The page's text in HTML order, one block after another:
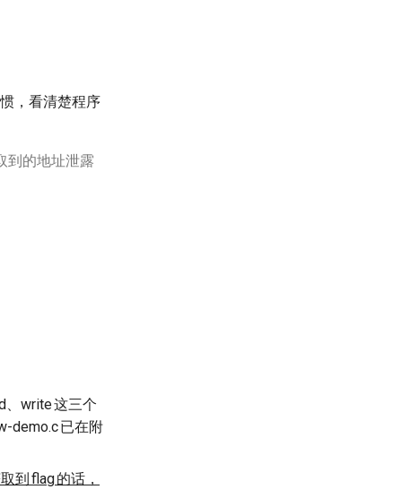
，看清楚程序
到的地址泄露
write这三个
demo.c已在附
到flag的话，